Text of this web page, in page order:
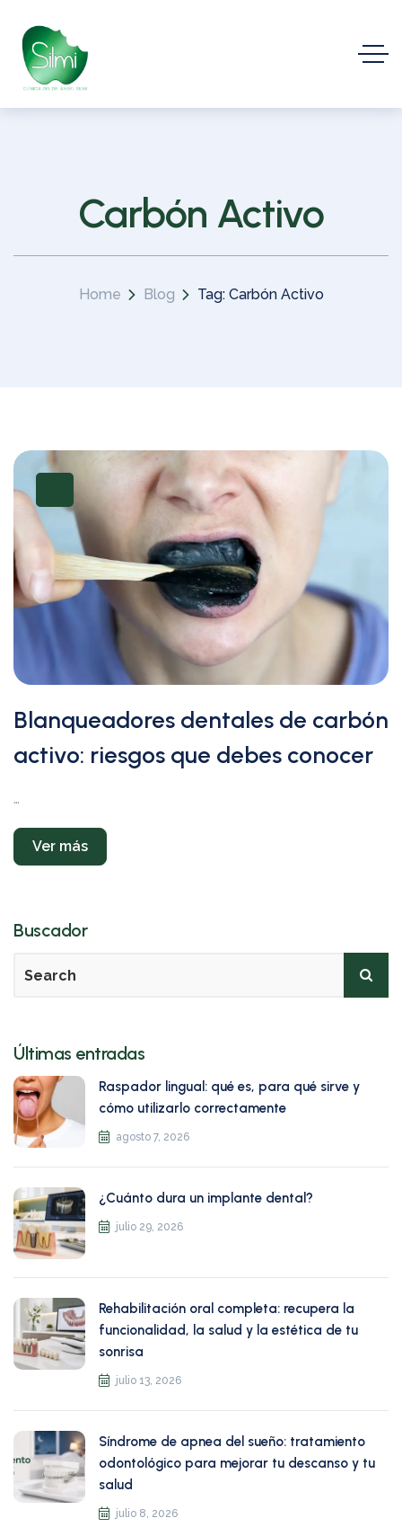
Carbón Activo
Home Blog Tag: Carbón Activo
Blanqueadores dentales de carbón
activo: riesgos que debes conocer
…
Ver más
Buscador
Últimas entradas
Raspador lingual: qué es, para qué sirve y
cómo utilizarlo correctamente
agosto 7, 2026
¿Cuánto dura un implante dental?
julio 29, 2026
Rehabilitación oral completa: recupera la
funcionalidad, la salud y la estética de tu
sonrisa
julio 13, 2026
Síndrome de apnea del sueño: tratamiento
odontológico para mejorar tu descanso y tu
salud
julio 8, 2026